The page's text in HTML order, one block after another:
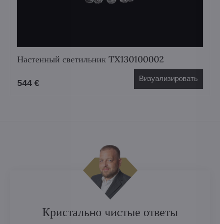
Настенный светильник TX130100002
544 € Визуализировать
Кристально чистые ответы